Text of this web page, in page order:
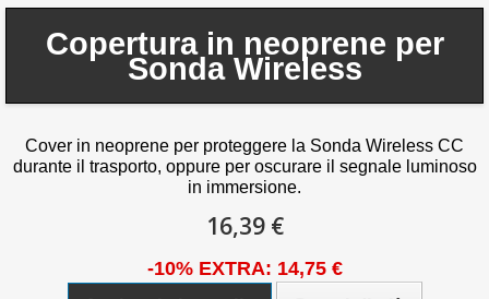
Copertura in neoprene per
Sonda Wireless
Cover in neoprene per proteggere la Sonda Wireless CC
durante il trasporto, oppure per oscurare il segnale luminoso
in immersione.
16,39 €
-10% EXTRA: 14,75 €